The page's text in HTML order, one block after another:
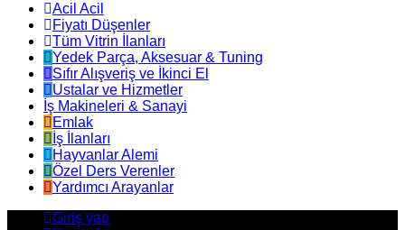
Acil Acil
Fiyatı Düşenler
Tüm Vitrin İlanları
Yedek Parça, Aksesuar & Tuning
Sıfır Alışveriş ve İkinci El
Ustalar ve Hizmetler
İş Makineleri & Sanayi
Emlak
İş İlanları
Hayvanlar Alemi
Özel Ders Verenler
Yardımcı Arayanlar
Giriş yap